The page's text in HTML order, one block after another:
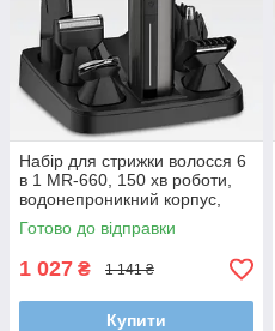
Набір для стрижки волосся 6
в 1 MR-660, 150 хв роботи,
водонепроникний корпус,
металевий корпус, літієва
батарея
Готово до відправки
1 027 ₴ 1 141 ₴
Купити